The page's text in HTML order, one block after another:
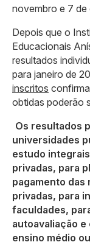
novembro e 7 de
Depois que o
Educacionais
resultados
para janeiro de
inscritos
obtidas poderão
Os resultados
universidades
estudo
privadas, para
pagamento das
privadas, para
faculdades,
autoavaliação
ensino médio